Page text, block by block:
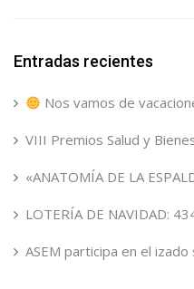
Entradas recientes
Nos vamos de
VIII Premios Salud y
«ANATOMÍA DE LA
LOTERÍA DE NAVIDAD:
ASEM participa en el